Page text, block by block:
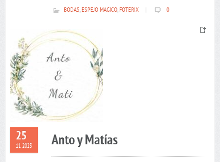
BODAS,ESPEJO MAGICO,FOTERIX 0
25
11 2023 Anto y Matías